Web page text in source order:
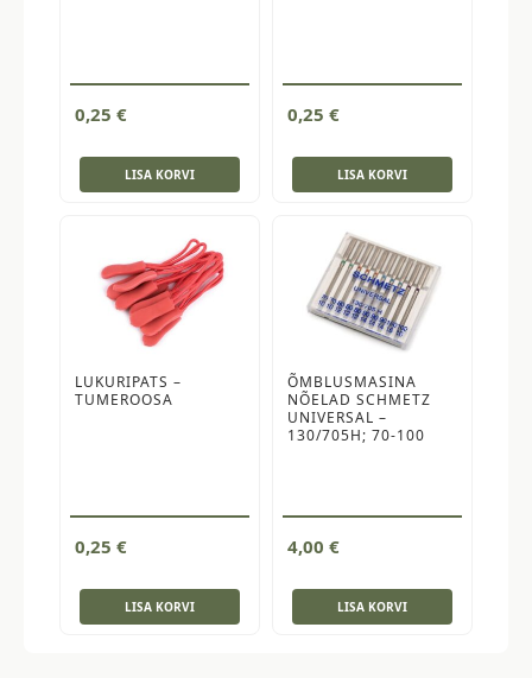
0,25 €
LISA KORVI
0,25 €
LISA KORVI
LUKURIPATS –
TUMEROOSA
0,25 €
LISA KORVI
ÕMBLUSMASINA
NÕELAD SCHMETZ
UNIVERSAL –
130/705H; 70-100
4,00 €
LISA KORVI